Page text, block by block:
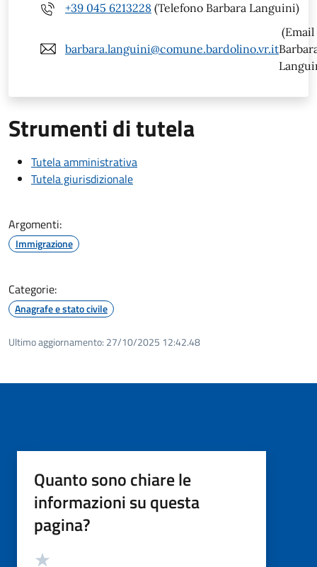
+39 045 6213228 (Telefono Barbara Languini)
barbara.languini@comune.bardolino.vr.it
(Email
Strumenti di tutela
Tutela amministrativa
Tutela giurisdizionale
Argomenti:
Immigrazione
Categorie:
Anagrafe e stato civile
Ultimo aggiornamento: 27/10/2025 12:42.48
Quanto sono chiare le
informazioni su questa
pagina?
Valutazione